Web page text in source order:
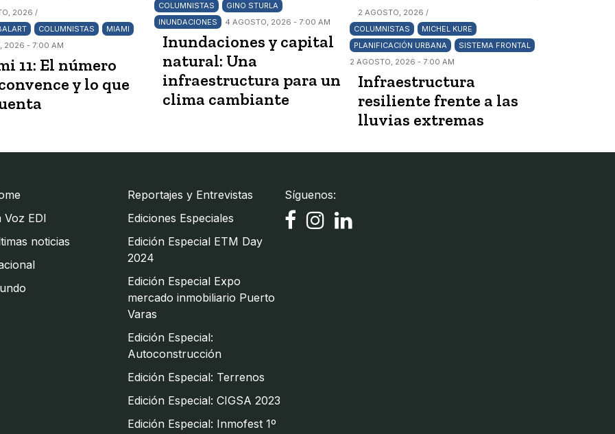
2026 /
COLUMNISTAS
MIAMI
2026 - 7:00 AM
11: El número
y lo que
COLUMNISTAS
GINO STURLA
INUNDACIONES
4 AGOSTO, 2026 - 7:00 AM
Inundaciones y capital
natural: Una
infraestructura para un
clima cambiante
2 AGOSTO, 2026 /
COLUMNISTAS
MICHEL KURE
PLANIFICACIÓN URBANA
SISTEMA FRONTAL
2 AGOSTO, 2026 - 7:00 AM
Infraestructura
resiliente frente a las
lluvias extremas
Voz EDI
noticias
Reportajes y Entrevistas
Ediciones Especiales
Edición Especial ETM Day
2024
Edición Especial Expo
mercado inmobiliario Puerto
Varas
Edición Especial:
Autoconstrucción
Edición Especial: Terrenos
Edición Especial: CIGSA 2023
Edición Especial: Inmofest 1º
Síguenos: